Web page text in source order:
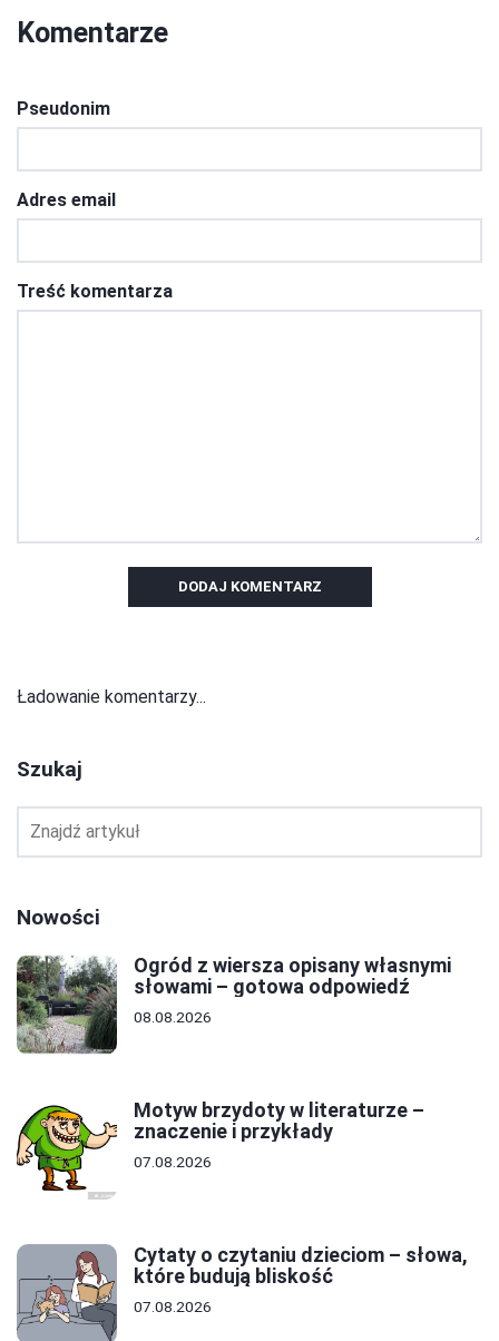
Komentarze
Pseudonim
Adres email
Treść komentarza
DODAJ KOMENTARZ
Ładowanie komentarzy...
Szukaj
Nowości
Ogród z wiersza opisany własnymi
słowami – gotowa odpowiedź
08.08.2026
Motyw brzydoty w literaturze –
znaczenie i przykłady
07.08.2026
Cytaty o czytaniu dzieciom – słowa,
które budują bliskość
07.08.2026